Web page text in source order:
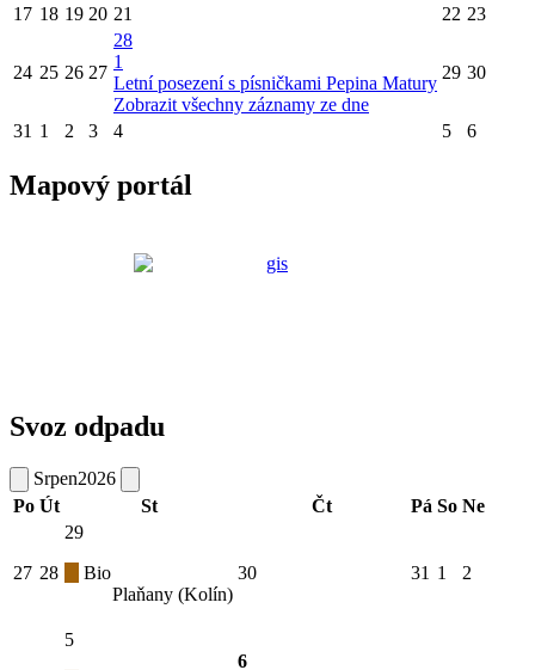
17 18 19 20 21 22 23
24 25 26 27
28
1
Letní posezení s písničkami Pepina Matury
Zobrazit všechny záznamy ze dne
29 30
31 1 2 3 4 5 6
Mapový portál
Svoz odpadu
Srpen2026
Po Út St Čt Pá So Ne
27 28
29
Bio
Plaňany (Kolín)
30 31 1 2
5
6